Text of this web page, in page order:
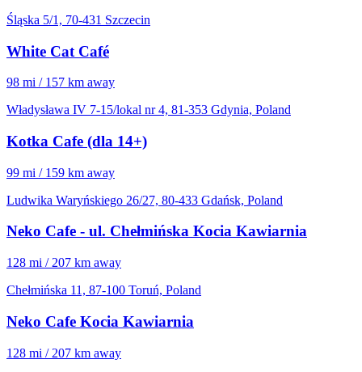
Śląska 5/1, 70-431 Szczecin
White Cat Café
98 mi / 157 km away
Władysława IV 7-15/lokal nr 4, 81-353 Gdynia, Poland
Kotka Cafe (dla 14+)
99 mi / 159 km away
Ludwika Waryńskiego 26/27, 80-433 Gdańsk, Poland
Neko Cafe - ul. Chełmińska Kocia Kawiarnia
128 mi / 207 km away
Chełmińska 11, 87-100 Toruń, Poland
Neko Cafe Kocia Kawiarnia
128 mi / 207 km away